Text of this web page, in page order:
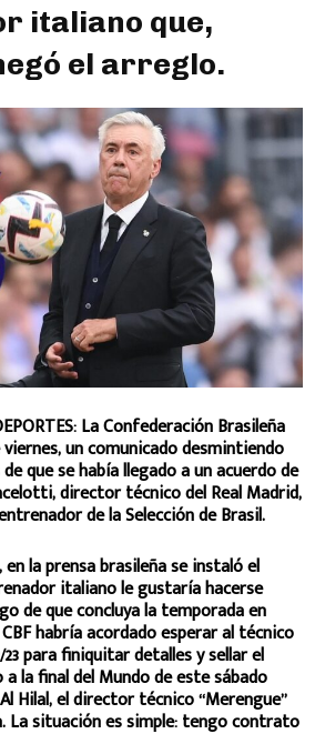
italiano que,
el arreglo.
La Confederación Brasileña
un comunicado desmintiendo
que se había llegado a un acuerdo de
director técnico del Real Madrid,
de la Selección de Brasil.
la prensa brasileña se instaló el
italiano le gustaría hacerse
de que concluya la temporada en
habría acordado esperar al técnico
23 para finiquitar detalles y sellar el
la final del Mundo de este sábado
Hilal, el director técnico “Merengue”
La situación es simple: tengo contrato